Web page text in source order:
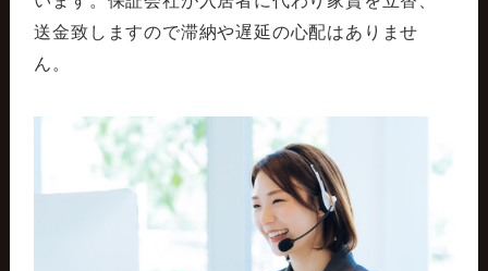
送金致しますので滞納や遅延の心配はありませ
ん。